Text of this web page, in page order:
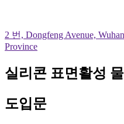
2 번, Dongfeng Avenue,
Province
실리콘 표면활성
도입문